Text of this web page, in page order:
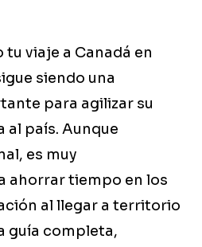
viaje a Canadá en
siendo una
para agilizar su
al país. Aunque
es muy
ahorrar tiempo en los
al llegar a territorio
guía completa,